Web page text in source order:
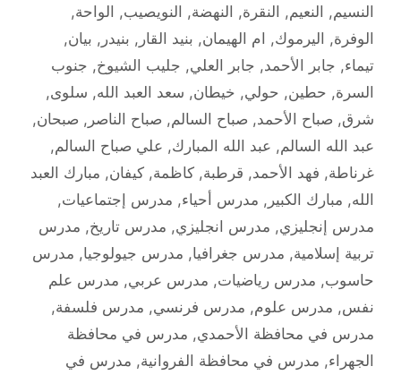
النسيم, النعيم, النقرة, النهضة, النويصيب, الواحة,
الوفرة, اليرموك, ام الهيمان, بنيد القار , بنيدر , بيان,
تيماء, جابر الأحمد, جابر العلي, جليب الشيوخ, جنوب
السرة, حطين, حولي, خيطان, سعد العبد الله, سلوى,
شرق, صباح الأحمد, صباح السالم, صباح الناصر , صبحان,
عبد الله السالم, عبد الله المبارك, علي صباح السالم,
غرناطة, فهد الأحمد, قرطبة, كاظمة, كيفان, مبارك العبد
الله, مبارك الكبير , مدرس أحياء, مدرس إجتماعيات,
مدرس إنجليزي, مدرس انجليزي, مدرس تاريخ, مدرس
تربية إسلامية, مدرس جغرافيا, مدرس جيولوجيا, مدرس
حاسوب, مدرس رياضيات, مدرس عربي, مدرس علم
نفس, مدرس علوم, مدرس فرنسي, مدرس فلسفة,
مدرس في محافظة الأحمدي, مدرس في محافظة
الجهراء, مدرس في محافظة الفروانية, مدرس في